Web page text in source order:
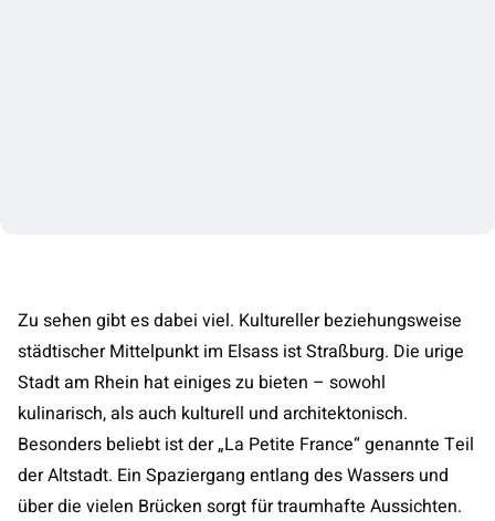
Zu sehen gibt es dabei viel. Kultureller beziehungsweise
städtischer Mittelpunkt im Elsass ist Straßburg. Die urige
Stadt am Rhein hat einiges zu bieten – sowohl
kulinarisch, als auch kulturell und architektonisch.
Besonders beliebt ist der „La Petite France“ genannte Teil
der Altstadt. Ein Spaziergang entlang des Wassers und
über die vielen Brücken sorgt für traumhafte Aussichten.